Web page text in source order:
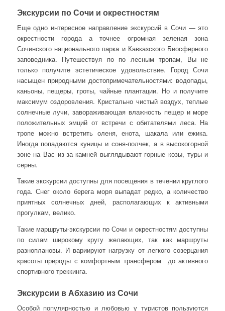
Экскурсии по Сочи и окрестностям
Еще одно интересное направление экскурсий в Сочи — это
окрестности города а точнее огромная зеленая зона
Сочинского национального парка и Кавказского Биосферного
заповедника. Путешествуя по по лесным тропам, Вы не
только получите эстетическое удовольствие. Город Сочи
насыщен природными достопримечательностями: водопады,
каньоны, пещеры, гроты, чайные плантации. Но и получите
максимум оздоровления. Кристально чистый воздух, теплые
солнечные лучи, завораживающая влажность пещер и море
положительных эмций от встречи с обитателями леса. На
тропе можно встретить оленя, енота, шакала или ежика.
Иногда попадаются куницы и соня-полчек, а в высокогорной
зоне на Вас из-за камней выглядывают горные козы, туры и
серны.
Такие экскурсии доступны для посещения в течении круглого
года. Снег около берега моря выпадат редко, а количество
приятных солнечных дней, располагающих к активными
прогулкам, велико.
Такие маршруты-экскурсии по Сочи и окрестностям доступны
по силам широкому кругу желающих, так как маршруты
разноплановы. И вариируют нагрузку от легкого созерцания
красоты природы с комфортным трансфером до активного
спортивного треккинга.
Экскурсии в Абхазию из Сочи
Особой популярностью и любовью у туристов пользуются